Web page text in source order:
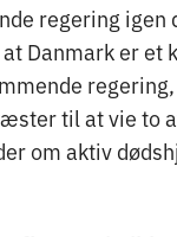
regering igen
Danmark er et
til at vie to
om aktiv